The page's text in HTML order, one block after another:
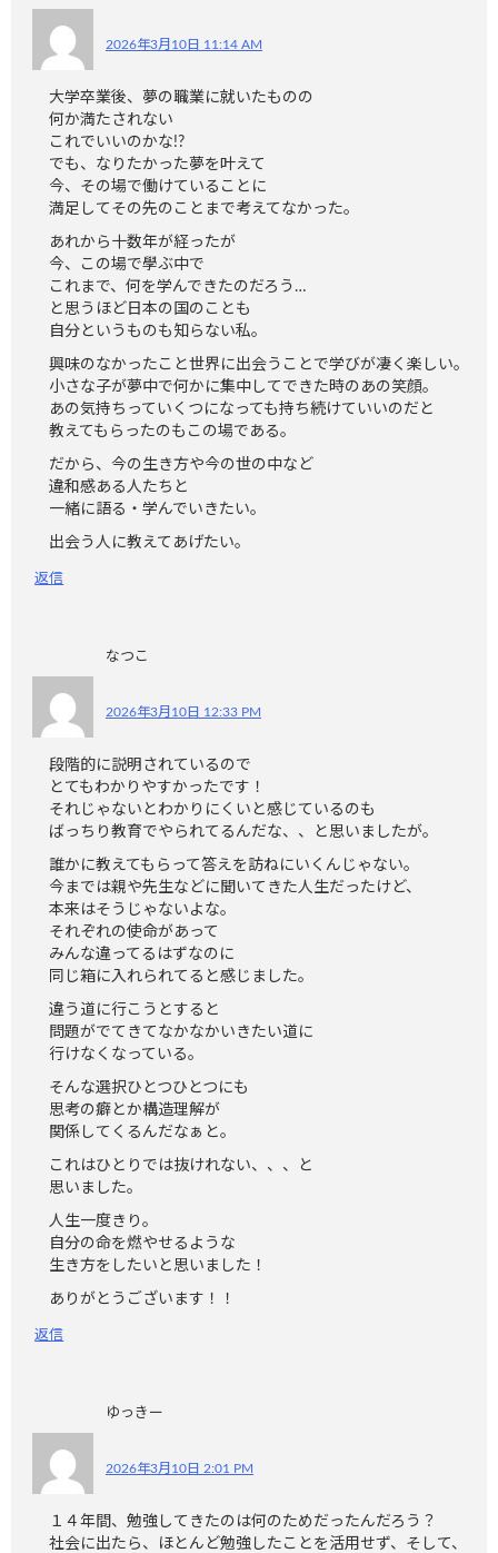
2026年3月10日 11:14 AM
大学卒業後、夢の職業に就いたものの
何か満たされない
これでいいのかな!?
でも、なりたかった夢を叶えて
今、その場で働けていることに
満足してその先のことまで考えてなかった。
あれから十数年が経ったが
今、この場で學ぶ中で
これまで、何を学んできたのだろう…
と思うほど日本の国のことも
自分というものも知らない私。
興味のなかったこと世界に出会うことで学びが凄く楽しい。
小さな子が夢中で何かに集中してできた時のあの笑顔。
あの気持ちっていくつになっても持ち続けていいのだと
教えてもらったのもこの場である。
だから、今の生き方や今の世の中など
違和感ある人たちと
一緒に語る・学んでいきたい。
出会う人に教えてあげたい。
返信
なつこ
2026年3月10日 12:33 PM
段階的に説明されているので
とてもわかりやすかったです！
それじゃないとわかりにくいと感じているのも
ばっちり教育でやられてるんだな、、と思いましたが。
誰かに教えてもらって答えを訪ねにいくんじゃない。
今までは親や先生などに聞いてきた人生だったけど、
本来はそうじゃないよな。
それぞれの使命があって
みんな違ってるはずなのに
同じ箱に入れられてると感じました。
違う道に行こうとすると
問題がでてきてなかなかいきたい道に
行けなくなっている。
そんな選択ひとつひとつにも
思考の癖とか構造理解が
関係してくるんだなぁと。
これはひとりでは抜けれない、、、と
思いました。
人生一度きり。
自分の命を燃やせるような
生き方をしたいと思いました！
ありがとうございます！！
返信
ゆっきー
2026年3月10日 2:01 PM
１４年間、勉強してきたのは何のためだったんだろう？
社会に出たら、ほとんど勉強したことを活用せず、そして、